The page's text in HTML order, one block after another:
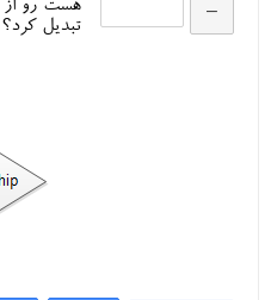
تبدیل کرد؟